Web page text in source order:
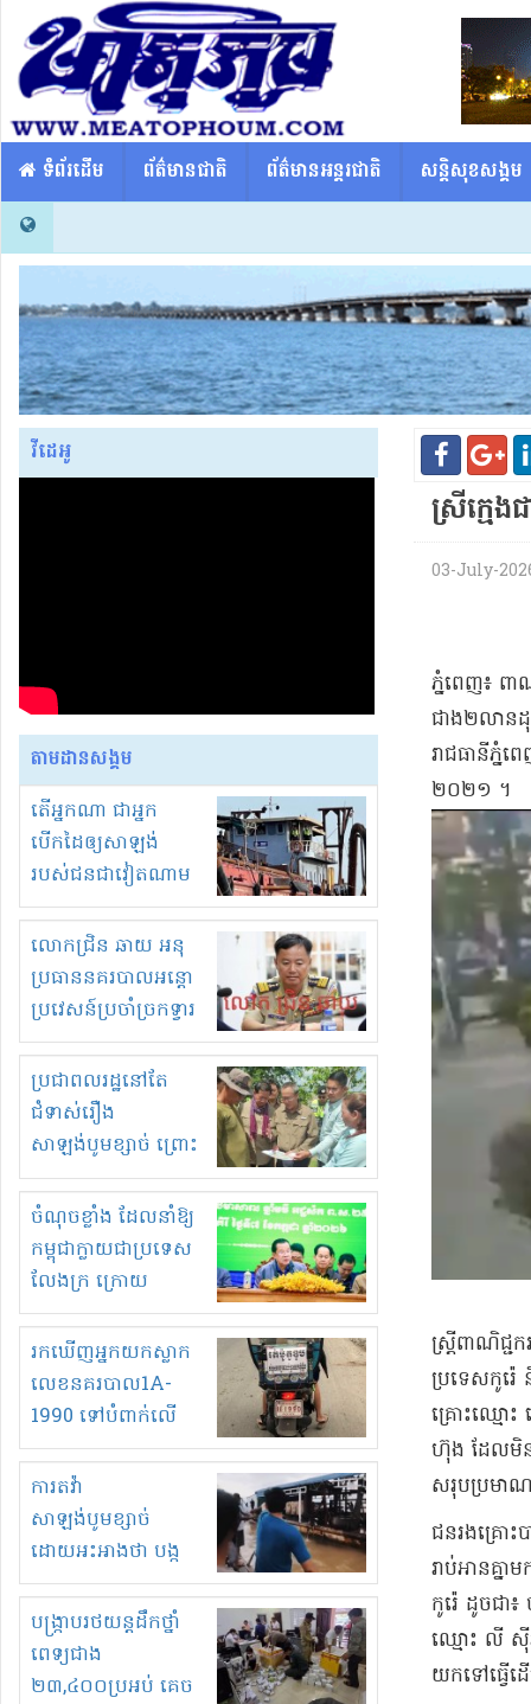
​​ ទំព័រដើម ព័ត៌មានជាតិ ព័ត៌មានអន្តរជាតិ សន្តិសុខសង្គម
វីដេអូ
តាមដានសង្គម
តើអ្នកណា ជាអ្នក
បើកដៃឲ្យសាឡង់
របស់ជនជាវៀតណាម
ចូល មកខុស
ច្បាប់លួចបូមខ្សាច់នៅ
ក្នុងប្រទេសកម្ពុជា
លោកជ្រិន ឆាយ អនុ
ប្រធាននគរបាលអន្តោ
ប្រវេសន៍ប្រចាំច្រកទ្វារ
ព្រំដែនភ្នំឌិន និងឈ្មួញ
មួយចំនួនទៀត
កំពង់តែគុបគិតគ្នា
ធ្វើសកម្មភាពរកស៊ីនិង
ស្តុកទំនិញគេចពន្ធ?
ប្រជាពលរដ្ឋនៅតែ
ជំទាស់រឿង
សាឡង់បូមខ្សាច់ ព្រោះ
ខ្លាចបាក់ច្រាំងទៀត!
ចំណុចខ្លាំង ដែលនាំឱ្យ
កម្ពុជាក្លាយជាប្រទេស
លែងក្រ ក្រោយ
ឆ្នាំ២០៣០
រកឃើញអ្នកយកស្លាក
លេខនគរបាល1A-
1990 ទៅបំពាក់លើ
ម៉ូតូរបស់ខ្លួន ដាកផ្លាក
រត់ឌុបហើយ
ការតវ៉ា
សាឡង់បូមខ្សាច់
ដោយអះអាងថា បង្ក
បាក់ច្រាំងទន្លេ និង
រំខានទាំងយប់ទាំងថ្ងៃ
បង្ក្រាបរថយន្តដឹកថ្នាំ
ពេទ្យជាង
២៣,៤០០ប្រអប់ គេច
ស្រីក្មេ
03-July-
ភ្នំពេញ​៖ ព
ជាង​២​លាន​ដុ
រាជធានី​ភ្នំ
២០២១ ។​
ស្ត្រី​ពាណិជ្ជ
ប្រទេស​កូរ៉េ
គ្រោះ​ឈ្មោះ
ហ៊ុ​ង ដែល​មិន​
សរុប​ប្រមា
ជនរងគ្រោះ​
រាប់អាន​គ្ន
កូរ៉េ ដូចជា​
ឈ្មោះ លី ស៊ីវ​
យកទៅ​ធ្វើ​ដ